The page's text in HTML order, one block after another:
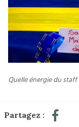
Quelle énergie du
Partagez :